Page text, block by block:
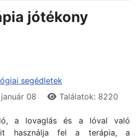
jótékony
segédletek
08
Találatok: 8220
a lovaglás és a lóval való
használja fel a terápia, a